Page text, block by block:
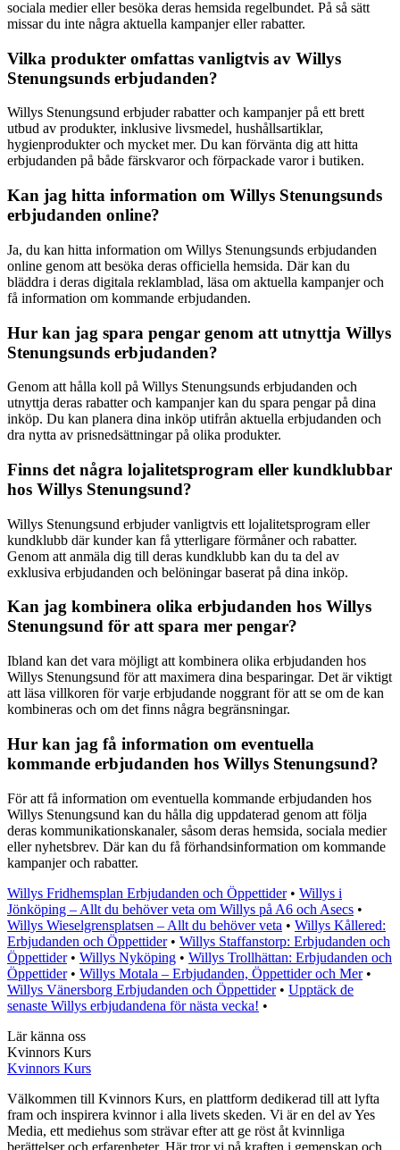
sociala medier eller besöka deras hemsida regelbundet. På så sätt
missar du inte några aktuella kampanjer eller rabatter.
Vilka produkter omfattas vanligtvis av Willys
Stenungsunds erbjudanden?
Willys Stenungsund erbjuder rabatter och kampanjer på ett brett
utbud av produkter, inklusive livsmedel, hushållsartiklar,
hygienprodukter och mycket mer. Du kan förvänta dig att hitta
erbjudanden på både färskvaror och förpackade varor i butiken.
Kan jag hitta information om Willys Stenungsunds
erbjudanden online?
Ja, du kan hitta information om Willys Stenungsunds erbjudanden
online genom att besöka deras officiella hemsida. Där kan du
bläddra i deras digitala reklamblad, läsa om aktuella kampanjer och
få information om kommande erbjudanden.
Hur kan jag spara pengar genom att utnyttja Willys
Stenungsunds erbjudanden?
Genom att hålla koll på Willys Stenungsunds erbjudanden och
utnyttja deras rabatter och kampanjer kan du spara pengar på dina
inköp. Du kan planera dina inköp utifrån aktuella erbjudanden och
dra nytta av prisnedsättningar på olika produkter.
Finns det några lojalitetsprogram eller kundklubbar
hos Willys Stenungsund?
Willys Stenungsund erbjuder vanligtvis ett lojalitetsprogram eller
kundklubb där kunder kan få ytterligare förmåner och rabatter.
Genom att anmäla dig till deras kundklubb kan du ta del av
exklusiva erbjudanden och belöningar baserat på dina inköp.
Kan jag kombinera olika erbjudanden hos Willys
Stenungsund för att spara mer pengar?
Ibland kan det vara möjligt att kombinera olika erbjudanden hos
Willys Stenungsund för att maximera dina besparingar. Det är viktigt
att läsa villkoren för varje erbjudande noggrant för att se om de kan
kombineras och om det finns några begränsningar.
Hur kan jag få information om eventuella
kommande erbjudanden hos Willys Stenungsund?
För att få information om eventuella kommande erbjudanden hos
Willys Stenungsund kan du hålla dig uppdaterad genom att följa
deras kommunikationskanaler, såsom deras hemsida, sociala medier
eller nyhetsbrev. Där kan du få förhandsinformation om kommande
kampanjer och rabatter.
Willys Fridhemsplan Erbjudanden och Öppettider• Willys i
Jönköping – Allt du behöver veta om Willys på A6 och Asecs •
Willys Wieselgrensplatsen – Allt du behöver veta • Willys Kållered:
Erbjudanden och Öppettider• Willys Staffanstorp: Erbjudanden och
Öppettider• Willys Nyköping • Willys Trollhättan: Erbjudanden och
Öppettider• Willys Motala – Erbjudanden, Öppettider och Mer•
Willys Vänersborg Erbjudanden och Öppettider• Upptäck de
senaste Willys erbjudandena för nästa vecka! •
Lär känna oss
Kvinnors Kurs
Kvinnors Kurs
Välkommen till Kvinnors Kurs, en plattform dedikerad till att lyfta
fram och inspirera kvinnor i alla livets skeden. Vi är en del av Yes
Media, ett mediehus som strävar efter att ge röst åt kvinnliga
berättelser och erfarenheter. Här tror vi på kraften i gemenskap och